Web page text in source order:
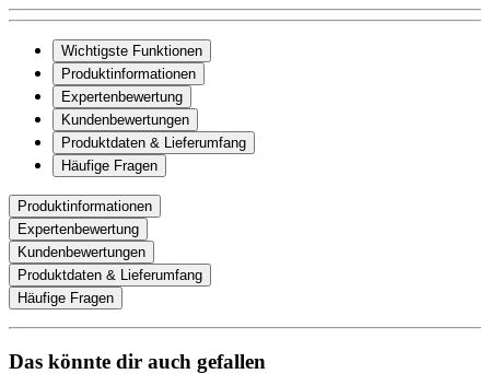
Wichtigste Funktionen
Produktinformationen
Expertenbewertung
Kundenbewertungen
Produktdaten & Lieferumfang
Häufige Fragen
Produktinformationen
Expertenbewertung
Kundenbewertungen
Produktdaten & Lieferumfang
Häufige Fragen
Das könnte dir auch gefallen